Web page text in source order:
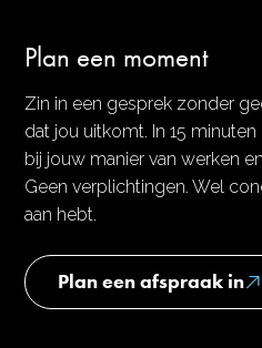
Plan een moment
Zin in een gesprek zonder
dat jou uitkomt. In 15
bij jouw manier van werken
Geen verplichtingen. Wel
aan hebt.
Plan een afspraak in